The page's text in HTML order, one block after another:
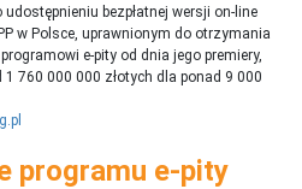
bezpłatnej wersji on-line
w Polsce, uprawnionym do otrzymania
e-pity od dnia jego premiery,
760 000 000 złotych dla ponad 9 000
programu e-pity